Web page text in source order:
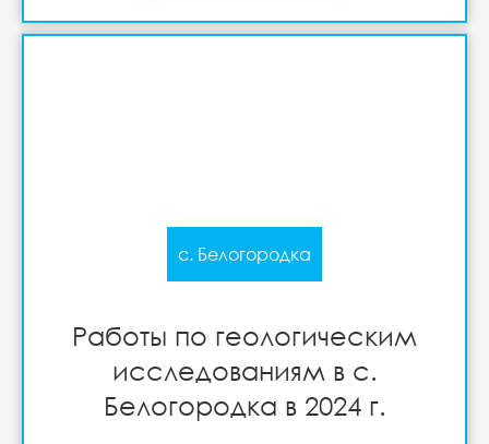
с. Белогородка
Работы по геологическим
исследованиям в с.
Белогородка в 2024 г.